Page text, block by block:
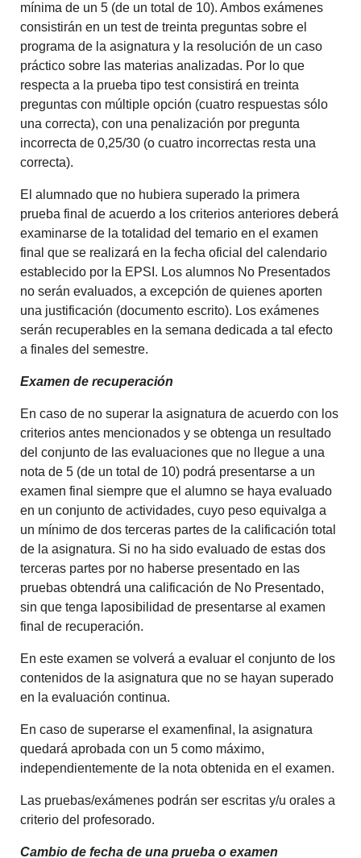
mínima de un 5 (de un total de 10). Ambos exámenes
consistirán en un test de treinta preguntas sobre el
programa de la asignatura y la resolución de un caso
práctico sobre las materias analizadas. Por lo que
respecta a la prueba tipo test consistirá en treinta
preguntas con múltiple opción (cuatro respuestas sólo
una correcta), con una penalización por pregunta
incorrecta de 0,25/30 (o cuatro incorrectas resta una
correcta).
El alumnado que no hubiera superado la primera
prueba final de acuerdo a los criterios anteriores deberá
examinarse de la totalidad del temario en el examen
final que se realizará en la fecha oficial del calendario
establecido por la EPSI. Los alumnos No Presentados
no serán evaluados, a excepción de quienes aporten
una justificación (documento escrito). Los exámenes
serán recuperables en la semana dedicada a tal efecto
a finales del semestre.
Examen de recuperación
En caso de no superar la asignatura de acuerdo con los
criterios antes mencionados y se obtenga un resultado
del conjunto de las evaluaciones que no llegue a una
nota de 5 (de un total de 10) podrá presentarse a un
examen final siempre que el alumno se haya evaluado
en un conjunto de actividades, cuyo peso equivalga a
un mínimo de dos terceras partes de la calificación total
de la asignatura. Si no ha sido evaluado de estas dos
terceras partes por no haberse presentado en las
pruebas obtendrá una calificación de No Presentado,
sin que tenga laposibilidad de presentarse al examen
final de recuperación.
En este examen se volverá a evaluar el conjunto de los
contenidos de la asignatura que no se hayan superado
en la evaluación continua.
En caso de superarse el examenfinal, la asignatura
quedará aprobada con un 5 como máximo,
independientemente de la nota obtenida en el examen.
Las pruebas/exámenes podrán ser escritas y/u orales a
criterio del profesorado.
Cambio de fecha de una prueba o examen